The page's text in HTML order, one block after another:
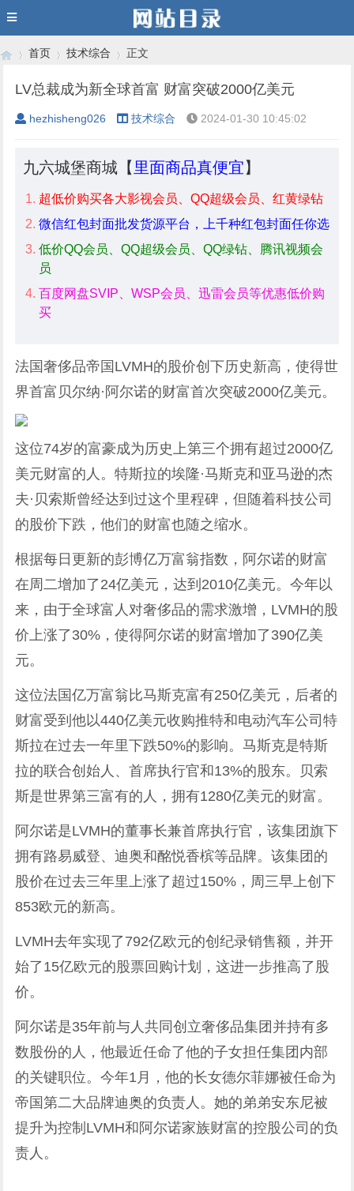
›
首页
›
技术综合 正文
LV总裁成为新全球首富 财富突破2000亿美元
hezhisheng026 技术综合 2024-01-30 10:45:02
九六城堡商城【 里面商品真便宜】
超低价购买各大影视会员、QQ超级会员、红黄绿钻
微信红包封面批发货源平台，上千种红包封面任你选
低价QQ会员、QQ超级会员、QQ绿钻、腾讯视频会
员
百度网盘SVIP、WSP会员、迅雷会员等优惠低价购
买
法国奢侈品帝国 LVMH的股价创下历史新高，使得世
界首富 贝尔纳·阿尔诺的财富首次突破2000亿美元。
这位74岁的富豪成为历史上第三个拥有超过2000亿
美元财富的人。特斯拉的埃隆·马斯克和亚马逊的杰
夫·贝索斯曾经达到过这个里程碑，但随着科技公司
的股价下跌，他们的财富也随之缩水。
根据每日更新的彭博亿万富翁指数，阿尔诺的财富
在周二增加了24亿美元，达到2010亿美元。今年以
来，由于全球富人对奢侈品的需求激增，LVMH的股
价上涨了30%，使得阿尔诺的财富增加了390亿美
元。
这位法国亿万富翁比马斯克富有250亿美元，后者的
财富受到他以440亿美元收购推特和电动汽车公司特
斯拉在过去一年里下跌50%的影响。马斯克是特斯
拉的联合创始人、首席执行官和13%的股东。贝索
斯是世界第三富有的人，拥有1280亿美元的财富。
阿尔诺是LVMH的董事长兼首席执行官，该集团旗下
拥有路易威登、迪奥和酩悦香槟等品牌。该集团的
股价在过去三年里上涨了超过150%，周三早上创下
853欧元的新高。
LVMH去年实现了792亿欧元的创纪录销售额，并开
始了15亿欧元的股票回购计划，这进一步推高了股
价。
阿尔诺是35年前与人共同创立奢侈品集团并持有多
数股份的人，他最近任命了他的子女担任集团内部
的关键职位。今年1月，他的长女德尔菲娜被任命为
帝国第二大品牌迪奥的负责人。她的弟弟安东尼被
提升为控制LVMH和阿尔诺家族财富的控股公司的负
责人。